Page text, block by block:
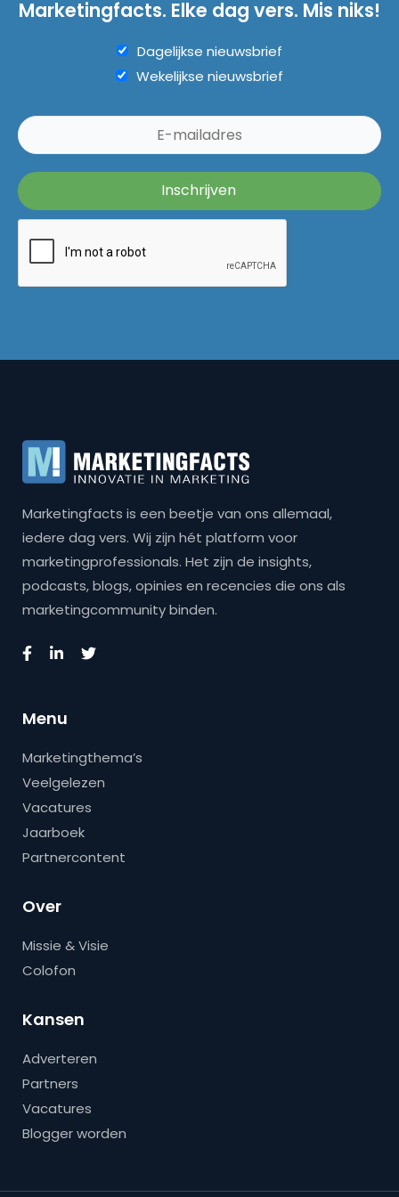
Marketingfacts. Elke dag vers. Mis niks!
Dagelijkse nieuwsbrief
Wekelijkse nieuwsbrief
Marketingfacts is een beetje van ons allemaal,
iedere dag vers. Wij zijn hét platform voor
marketingprofessionals. Het zijn de insights,
podcasts, blogs, opinies en recencies die ons als
marketingcommunity binden.
Menu
Marketingthema’s
Veelgelezen
Vacatures
Jaarboek
Partnercontent
Over
Missie & Visie
Colofon
Kansen
Adverteren
Partners
Vacatures
Blogger worden